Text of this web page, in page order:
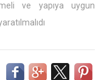
ve yapıya uygun